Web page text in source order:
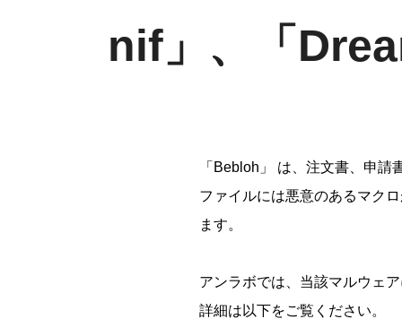
nif」、「
「Bebloh」 は、注文書、申
ファイルには悪意のあるマク
ます。
アンラボでは、当該マルウェ
詳細は以下をご覧ください。